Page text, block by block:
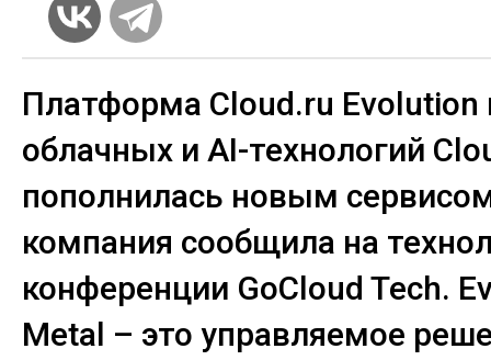
Платформа Cloud.ru Evolution
облачных и AI-технологий
пополнилась новым
компания сообщила на
конференции GoCloud Tech.
Metal – это управляемое